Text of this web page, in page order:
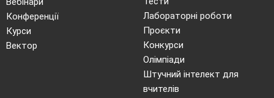
Конференції
Курси
Вектор
Лабораторні роботи
Проєкти
Конкурси
Олімпіади
Штучний інтелект для
вчителів